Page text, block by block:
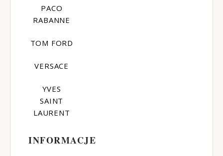
PACO
RABANNE
TOM FORD
VERSACE
YVES
SAINT
LAURENT
INFORMACJE